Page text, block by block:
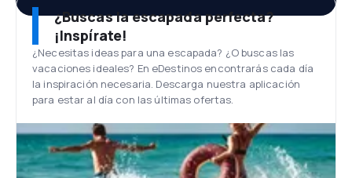
¿Buscas la escapada perfecta?
¡Inspírate!
¿Necesitas ideas para una escapada? ¿O buscas las
vacaciones ideales? En eDestinos encontrarás cada día
la inspiración necesaria. Descarga nuestra aplicación
para estar al día con las últimas ofertas.